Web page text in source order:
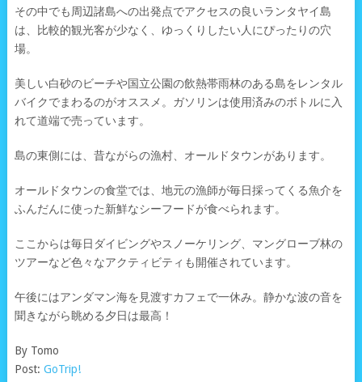
その中でも周辺諸島への出発点でアクセスの良いランタヤイ島
は、比較的観光客が少なく、ゆっくりしたい人にぴったりの穴
場。
美しい白砂のビーチや国立公園の飲熱帯雨林のある島をレンタル
バイクでまわるのがオススメ。ガソリンは使用済みのボトルに入
れて道端で売っています。
島の東側には、昔ながらの漁村、オールドタウンがあります。
オールドタウンの食堂では、地元の漁師が毎日採ってくる魚介を
ふんだんに使った新鮮なシーフードが食べられます。
ここからは毎日ダイビングやスノーケリング、マングローブ林の
ツアーなど色々なアクティビティも開催されています。
午後にはアンダマン海を見渡すカフェで一休み。静かな波の音を
聞きながら眺める夕日は最高！
By Tomo
Post: GoTrip!